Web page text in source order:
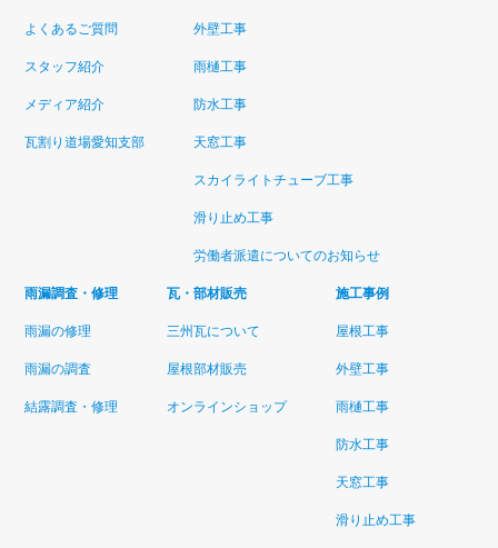
よくあるご質問
スタッフ紹介
メディア紹介
瓦割り道場愛知支部
外壁工事
雨樋工事
防水工事
天窓工事
スカイライトチューブ工事
滑り止め工事
労働者派遣についてのお知らせ
雨漏調査・修理
雨漏の修理
雨漏の調査
結露調査・修理
瓦・部材販売
三州瓦について
屋根部材販売
オンラインショップ
施工事例
屋根工事
外壁工事
雨樋工事
防水工事
天窓工事
滑り止め工事